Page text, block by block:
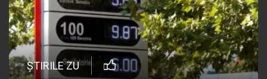
ȘTIRILE ZU